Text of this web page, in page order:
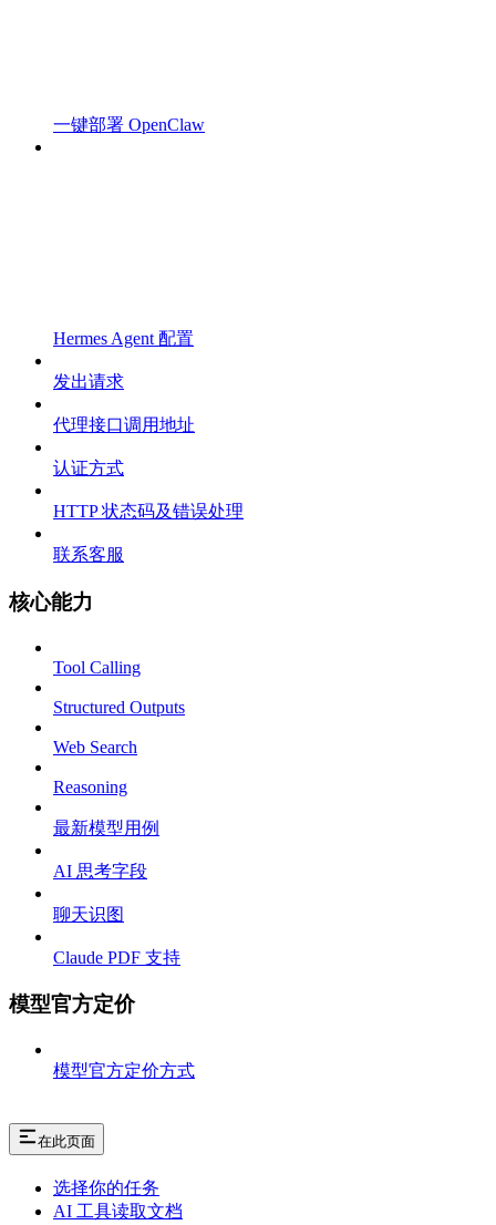
一键部署 OpenClaw
Hermes Agent 配置
发出请求
代理接口调用地址
认证方式
HTTP 状态码及错误处理
联系客服
核心能力
Tool Calling
Structured Outputs
Web Search
Reasoning
最新模型用例
AI 思考字段
聊天识图
Claude PDF 支持
模型官方定价
模型官方定价方式
在此页面
选择你的任务
AI 工具读取文档